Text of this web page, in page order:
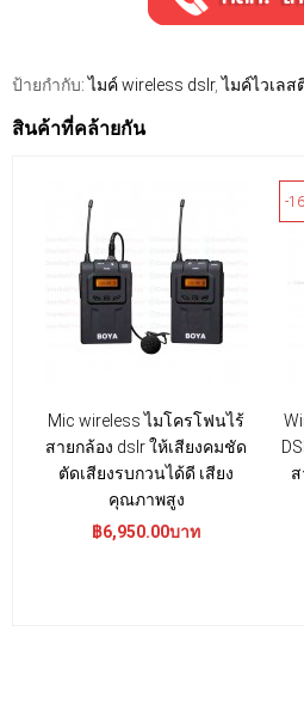
ป้ายกำกับ: ไมค์ wireless dslr,ไมค์ไวเลส
สินค้าที่คล้ายกัน
Mic wireless ไมโครโฟนไร้
สายกล้อง dslr ให้เสียงคมชัด
ตัดเสียงรบกวนได้ดี เสียง
คุณภาพสูง
฿6,950.00บาท
-